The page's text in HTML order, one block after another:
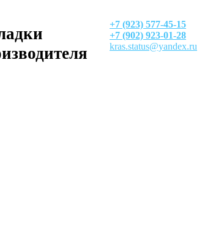
+7 (923) 577-45-15
+7 (902) 923-01-28
kras.status@yandex.ru